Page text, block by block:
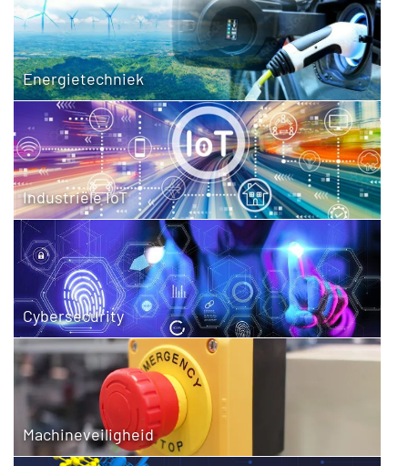
Energietechniek
Industriële IoT
Cybersecurity
Machineveiligheid